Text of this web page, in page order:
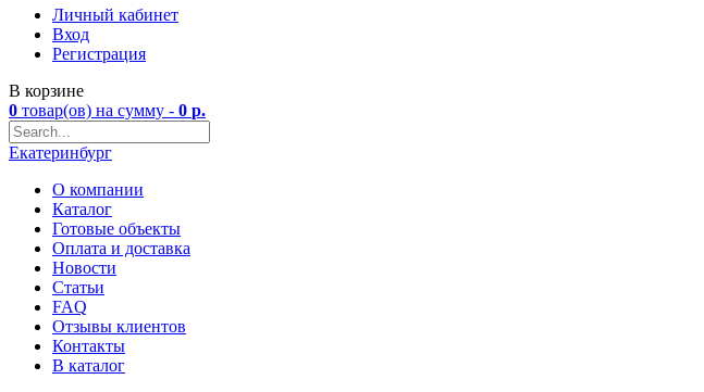
Личный кабинет
Вход
Регистрация
В корзине
0 товар(ов) на сумму - 0 р.
Екатеринбург
О компании
Каталог
Готовые объекты
Оплата и доставка
Новости
Статьи
FAQ
Отзывы клиентов
Контакты
В каталог